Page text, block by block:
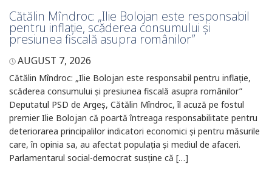
Cătălin Mîndroc: „Ilie Bolojan este responsabil
pentru inflație, scăderea consumului și
presiunea fiscală asupra românilor”
AUGUST 7, 2026
Cătălin Mîndroc: „Ilie Bolojan este responsabil pentru inflație,
scăderea consumului și presiunea fiscală asupra românilor”
Deputatul PSD de Argeș, Cătălin Mîndroc, îl acuză pe fostul
premier Ilie Bolojan că poartă întreaga responsabilitate pentru
deteriorarea principalilor indicatori economici și pentru măsurile
care, în opinia sa, au afectat populația și mediul de afaceri.
Parlamentarul social-democrat susține că […]